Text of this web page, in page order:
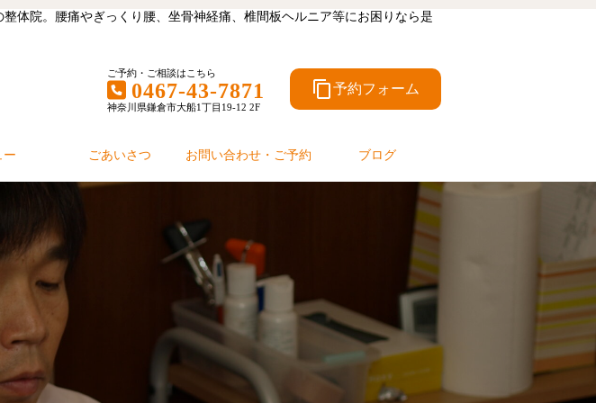
体院。腰痛やぎっくり腰、坐骨神経痛、椎間板ヘルニア等にお困りなら是
ご予約・ご相談はこちら
0467-43-7871
神奈川県鎌倉市大船1丁目19-12 2F
content_copy予約フォーム
ー ごあいさつ お問い合わせ・ご予約 ブログ